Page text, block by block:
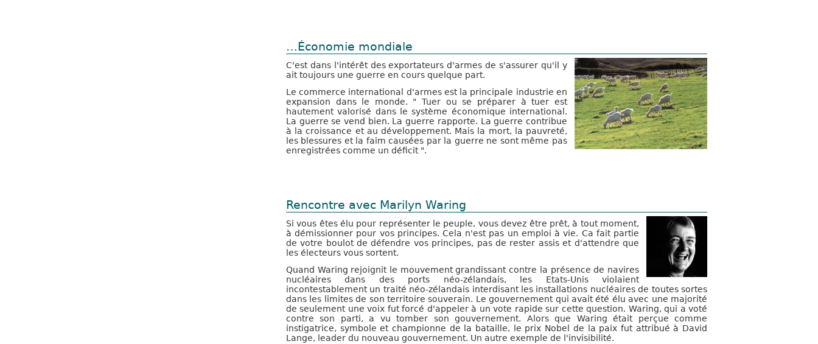
…Économie mondiale
C'est dans l'intérêt des exportateurs d'armes de s'assurer qu'il y
ait toujours une guerre en cours quelque part.
Le commerce international d'armes est la principale industrie en
expansion dans le monde. " Tuer ou se préparer à tuer est
hautement valorisé dans le système économique international.
La guerre se vend bien. La guerre rapporte. La guerre contribue
à la croissance et au développement. Mais la mort, la pauvreté,
les blessures et la faim causées par la guerre ne sont même pas
enregistrées comme un déficit ".
Rencontre avec Marilyn Waring
Si vous êtes élu pour représenter le peuple, vous devez être prêt, à tout moment,
à démissionner pour vos principes. Cela n'est pas un emploi à vie. Ca fait partie
de votre boulot de défendre vos principes, pas de rester assis et d'attendre que
les électeurs vous sortent.
Quand Waring rejoignit le mouvement grandissant contre la présence de navires
nucléaires dans des ports néo-zélandais, les Etats-Unis violaient
incontestablement un traité néo-zélandais interdisant les installations nucléaires de toutes sortes
dans les limites de son territoire souverain. Le gouvernement qui avait été élu avec une majorité
de seulement une voix fut forcé d'appeler à un vote rapide sur cette question. Waring, qui a voté
contre son parti, a vu tomber son gouvernement. Alors que Waring était perçue comme
instigatrice, symbole et championne de la bataille, le prix Nobel de la paix fut attribué à David
Lange, leader du nouveau gouvernement. Un autre exemple de l'invisibilité.